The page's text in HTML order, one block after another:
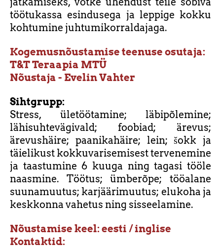
töötukassa esindusega ja leppige kokku
kohtumine juhtumikorraldajaga.
Kogemusnõustamise teenuse osutaja:
T&T Teraapia MTÜ
Nõustaja - Evelin Vahter
Sihtgrupp:
Stress, ületöötamine; läbipõlemine;
lähisuhtevägivald; foobiad; ärevus;
ärevushäire; paanikahäire; lein; šokk ja
täielikust kokkuvarisemisest tervenemine
ja taastumine 6 kuuga ning tagasi tööle
naasmine. Töötus; ümberõpe; tööalane
suunamuutus; karjäärimuutus; elukoha ja
keskkonna vahetus ning sisseelamine.
Nõustamise keel: eesti / inglise
Kontaktid: